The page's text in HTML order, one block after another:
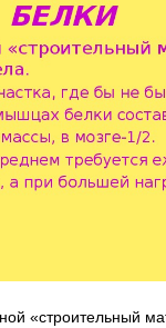
«строительный